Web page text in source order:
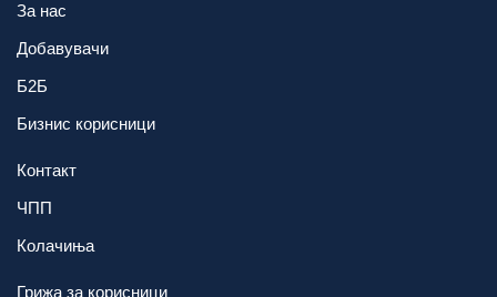
За нас
Добавувачи
Б2Б
Бизнис корисници
Контакт
ЧПП
Колачиња
Грижа за корисници